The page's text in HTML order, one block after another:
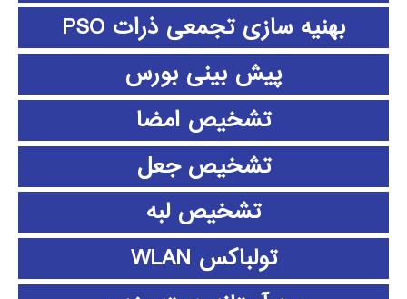
بهنیه سازی تجمعی ذرات PSO
پیش بینی بورس
تشخیص امضا
تشخیص جعل
تشخیص لبه
تولباکس WLAN